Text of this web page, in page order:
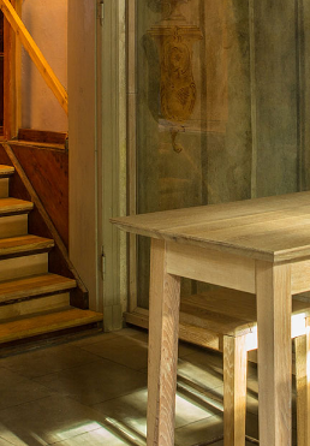
View Fullscreen